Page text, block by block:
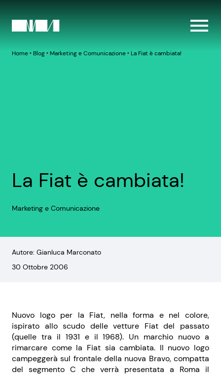
Home‣ Blog‣ Marketing e Comunicazione‣ La Fiat è cambiata!
La Fiat è cambiata!
Marketing e Comunicazione
Autore: Gianluca Marconato
30 Ottobre 2006
Nuovo logo per la Fiat, nella forma e nel colore,
ispirato allo scudo delle vetture Fiat del passato
(quelle tra il 1931 e il 1968). Un marchio nuovo a
rimarcare come la Fiat sia cambiata. Il nuovo logo
campeggerà sul frontale della nuova Bravo, compatta
del segmento C che verrà presentata a Roma il